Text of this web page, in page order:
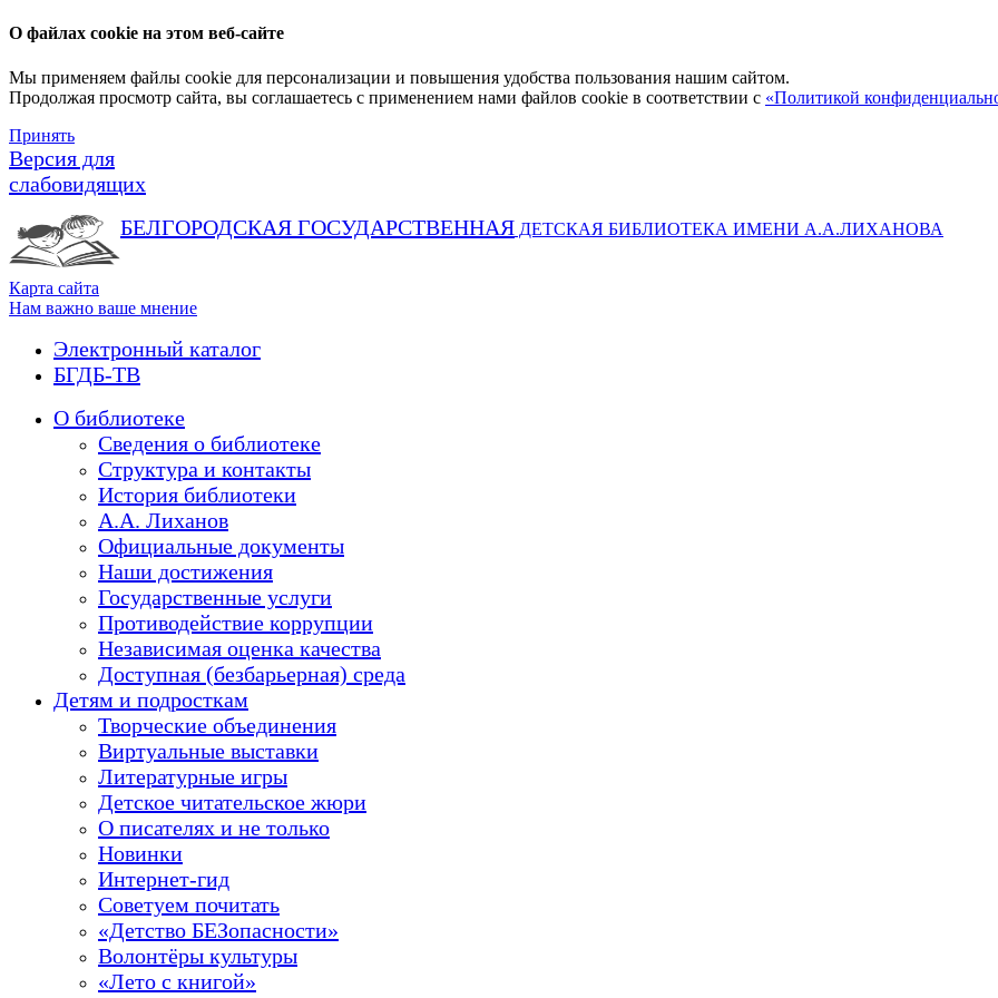
О файлах cookie на этом веб-сайте
Мы применяем файлы cookie для персонализации и повышения удобства пользования нашим сайтом.
Продолжая просмотр сайта, вы соглашаетесь с применением нами файлов cookie в соответствии с «Политикой
Принять
Версия для
слабовидящих
БЕЛГОРОДСКАЯ ГОСУДАРСТВЕННАЯ ДЕТСКАЯ БИБЛИОТЕКА ИМЕНИ А.А.ЛИХАНОВА
Карта сайта
Нам важно ваше мнение
Электронный каталог
БГДБ-ТВ
О библиотеке
Сведения о библиотеке
Структура и контакты
История библиотеки
А.А. Лиханов
Официальные документы
Наши достижения
Государственные услуги
Противодействие коррупции
Независимая оценка качества
Доступная (безбарьерная) среда
Детям и подросткам
Творческие объединения
Виртуальные выставки
Литературные игры
Детское читательское жюри
О писателях и не только
Новинки
Интернет-гид
Советуем почитать
«Детство БЕЗопасности»
Волонтёры культуры
«Лето с книгой»